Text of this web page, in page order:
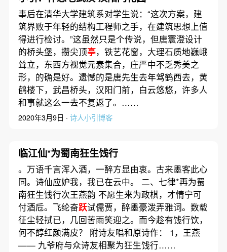
事后在清华大学建筑系对学生说：“这次方案，建
筑界败于年轻的结构工程师之手，在建筑思想上值
得进行检讨。”这虽然只是个传说，但唐寰澄设计
的桥头堡，攒尖顶亭，铁艺花窗，大理石质地巍峨
耸立，东西方视觉元素集合，庄严中不乏秀美之
形，的确是好。遗憾的是唐先生去年驾鹤西去，黄
鹤楼下，武昌桥头，汉阳门前，白云悠悠，许多人
和事就这么一去不复返了。……
2020年3月9日 · 诗人小引博客
临江仙*为蜀南狂生饯行
。万语千言浑入酒，一醉方显由衷。古来墨客此心
同。诗仙应妒我，我已在云中。 二、七律*再为蜀
南狂生饯行次王燕韵 不愿生来为政棋，才情宁可
付酒卮。飞纶奋跃试儒贾，醉墨豪泼弄雅词。数载
征尘轻拭已，几回苦雨笑迎之。而今趁有饯行饮，
何不醇红颜满皮？ 附诗友唱和原诗作： 1，王燕
—— 九爷府与众诗友相聚为狂生饯行……